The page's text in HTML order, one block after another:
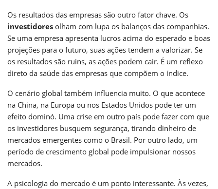
Os resultados das empresas são outro fator chave. Os
investidores olham com lupa os balanços das companhias.
Se uma empresa apresenta lucros acima do esperado e boas
projeções para o futuro, suas ações tendem a valorizar. Se
os resultados são ruins, as ações podem cair. É um reflexo
direto da saúde das empresas que compõem o índice.
O cenário global também influencia muito. O que acontece
na China, na Europa ou nos Estados Unidos pode ter um
efeito dominó. Uma crise em outro país pode fazer com que
os investidores busquem segurança, tirando dinheiro de
mercados emergentes como o Brasil. Por outro lado, um
período de crescimento global pode impulsionar nossos
mercados.
A psicologia do mercado é um ponto interessante. Às vezes,